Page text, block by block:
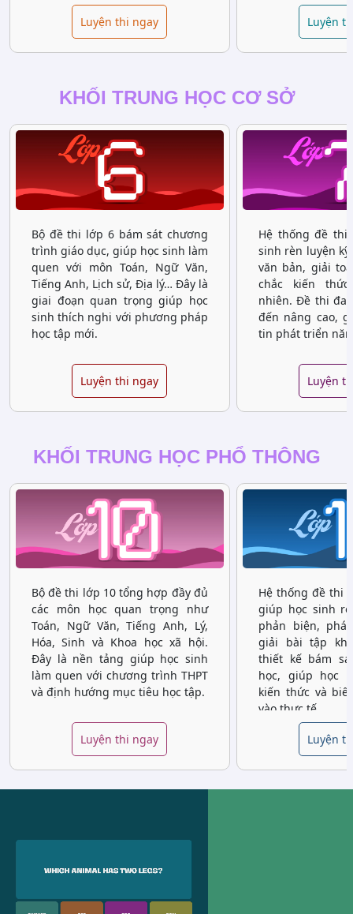
Luyện thi ngay Luyện
KHỐI TRUNG HỌC CƠ SỞ
Bộ đề thi lớp 6 bám sát chương
trình giáo dục, giúp học sinh làm
quen với môn Toán, Ngữ Văn,
Tiếng Anh, Lịch sử, Địa lý… Đây là
giai đoạn quan trọng giúp học
sinh thích nghi với phương pháp
học tập mới.
Luyện thi ngay
Hệ thống đề
sinh rèn luyện
văn bản, giải
chắc kiến
nhiên. Đề thi đa
đến nâng cao,
tin phát triển
Luyện
KHỐI TRUNG HỌC PHỔ THÔNG
Bộ đề thi lớp 10 tổng hợp đầy đủ
các môn học quan trọng như
Toán, Ngữ Văn, Tiếng Anh, Lý,
Hóa, Sinh và Khoa học xã hội.
Đây là nền tảng giúp học sinh
làm quen với chương trình THPT
và định hướng mục tiêu học tập.
Luyện thi ngay
Hệ thống đề thi
giúp học sinh
phản biện,
giải bài tập
thiết kế bám
học, giúp học
kiến thức và
vào thực tế.
Luyện